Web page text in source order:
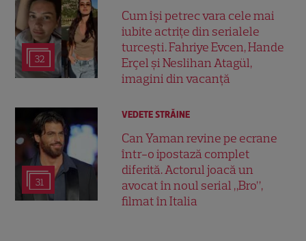
32
Cum își petrec vara cele mai
iubite actrițe din serialele
turcești. Fahriye Evcen, Hande
Erçel și Neslihan Atagül,
imagini din vacanță
31
VEDETE STRĂINE
Can Yaman revine pe ecrane
într-o ipostază complet
diferită. Actorul joacă un
avocat în noul serial „Bro”,
filmat în Italia